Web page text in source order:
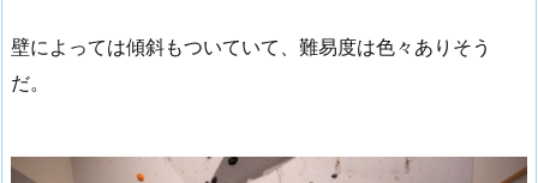
壁によっては傾斜もついていて、難易度は色々ありそう
だ。